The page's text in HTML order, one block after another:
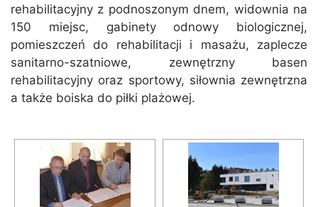
rehabilitacyjny z podnoszonym dnem, widownia na
150 miejsc, gabinety odnowy biologicznej,
pomieszczeń do rehabilitacji i masażu, zaplecze
sanitarno-szatniowe, zewnętrzny basen
rehabilitacyjny oraz sportowy, siłownia zewnętrzna
a także boiska do piłki plażowej.